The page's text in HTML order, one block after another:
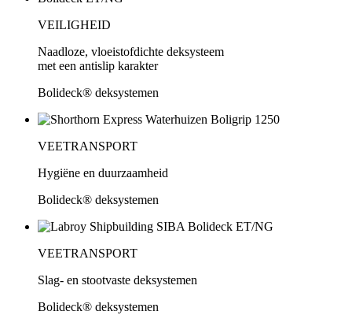
VEILIGHEID
Naadloze, vloeistofdichte deksysteem
met een antislip karakter
Bolideck® deksystemen
VEETRANSPORT
Hygiëne en duurzaamheid
Bolideck® deksystemen
VEETRANSPORT
Slag- en stootvaste deksystemen
Bolideck® deksystemen